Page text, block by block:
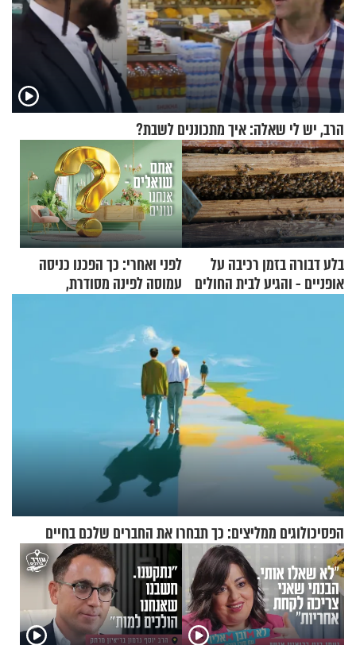
הרב, יש לי שאלה: איך מתכוננים לשבת?
בלע דבורה בזמן רכיבה על
אופניים - והגיע לבית החולים
לפני ואחרי: כך הפכנו כניסה
עמוסה לפינה מסודרת,
הפסיכולוגים ממליצים: כך תבחרו את החברים שלכם בחיים